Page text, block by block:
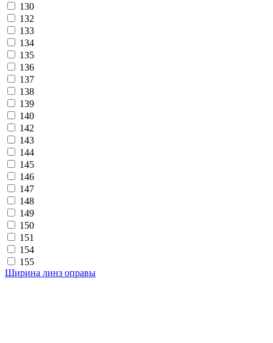
130
132
133
134
135
136
137
138
139
140
142
143
144
145
146
147
148
149
150
151
154
155
Ширина линз оправы